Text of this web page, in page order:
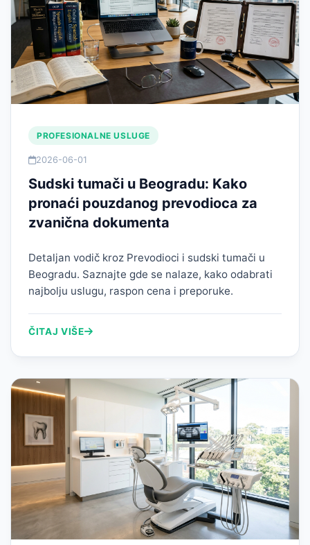
PROFESIONALNE USLUGE
2026-06-01
Sudski tumači u Beogradu: Kako
pronaći pouzdanog prevodioca za
zvanična dokumenta
Detaljan vodič kroz Prevodioci i sudski tumači u
Beogradu. Saznajte gde se nalaze, kako odabrati
najbolju uslugu, raspon cena i preporuke.
ČITAJ VIŠE